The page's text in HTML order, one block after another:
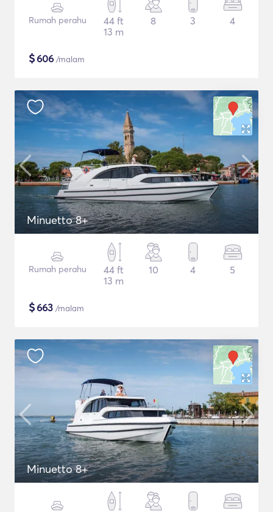
Rumah perahu
44 ft
13 m
8 3 4
$606 /malam
Minuetto 8+
Rumah perahu
44 ft
13 m
10 4 5
$663 /malam
Minuetto 8+